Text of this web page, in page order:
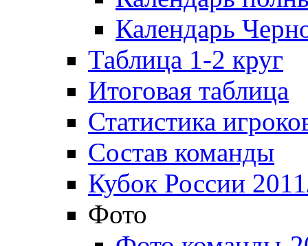
Календарь
Таблица 1-2 круг
Итоговая таблица
Статистика
Состав команды
Кубок России
Фото